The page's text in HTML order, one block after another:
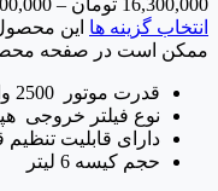
انتخاب گزینه ها این
ممکن است در صفحه
قدرت موتور 2500 وات
نوع فیلتر خروجی
دارای قابلیت
حجم کیسه 6 لیتر